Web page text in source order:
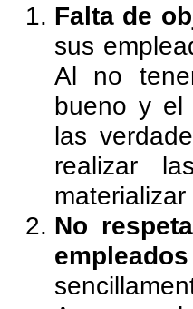
Falta de
sus
Al no
bueno y el
las
realizar
No